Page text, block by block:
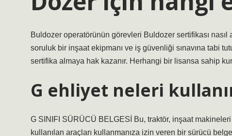
Buldozer operatörünün görevleri Buldozer sertifikası
soruluk bir inşaat ekipmanı ve iş güvenliği sınavına tabi
sertifika almaya hak kazanır. Herhangi bir lisansa sahip
G ehliyet neleri
G SINIFI SÜRÜCÜ BELGESİ Bu, traktör, inşaat makineleri
kullanılan araçları kullanmanıza izin veren bir sürücü